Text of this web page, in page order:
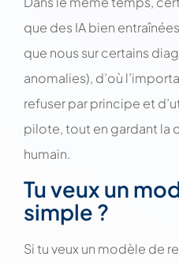
que des IA bien
que nous sur certains
anomalies), d’où
refuser par principe et
pilote, tout en gardant la
humain.
Tu veux un
simple ?
Si tu veux un modèle de